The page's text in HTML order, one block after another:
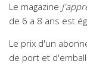
Le magazine
de 6 a 8 ans est
Le prix d'un
de port et